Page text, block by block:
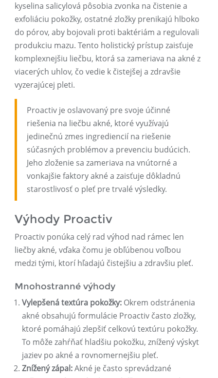
kyselina salicylová pôsobia zvonka na čistenie a
exfoliáciu pokožky, ostatné zložky prenikajú hlboko
do pórov, aby bojovali proti baktériám a regulovali
produkciu mazu. Tento holistický prístup zaisťuje
komplexnejšiu liečbu, ktorá sa zameriava na akné z
viacerých uhlov, čo vedie k čistejšej a zdravšie
vyzerajúcej pleti.
Proactiv je oslavovaný pre svoje účinné
riešenia na liečbu akné, ktoré využívajú
jedinečnú zmes ingrediencií na riešenie
súčasných problémov a prevenciu budúcich.
Jeho zloženie sa zameriava na vnútorné a
vonkajšie faktory akné a zaisťuje dôkladnú
starostlivosť o pleť pre trvalé výsledky.
Výhody Proactiv
Proactiv ponúka celý rad výhod nad rámec len
liečby akné, vďaka čomu je obľúbenou voľbou
medzi tými, ktorí hľadajú čistejšiu a zdravšiu pleť.
Mnohostranné výhody
Vylepšená textúra pokožky: Okrem odstránenia
akné obsahujú formulácie Proactiv často zložky,
ktoré pomáhajú zlepšiť celkovú textúru pokožky.
To môže zahŕňať hladšiu pokožku, znížený výskyt
jaziev po akné a rovnomernejšiu pleť.
Znížený zápal:Akné je často sprevádzané